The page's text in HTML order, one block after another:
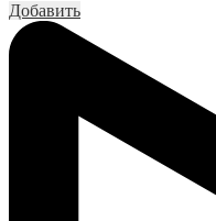
Добавить